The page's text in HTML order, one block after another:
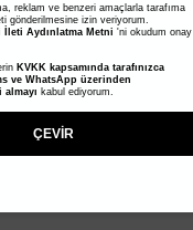
reklam ve benzeri amaçlarla tarafıma
gönderilmesine izin veriyorum.
Aydınlatma Metni 'ni okudum onay
KVKK kapsamında tarafınızca
ve WhatsApp üzerinden
kabul ediyorum.
ÇEVİR